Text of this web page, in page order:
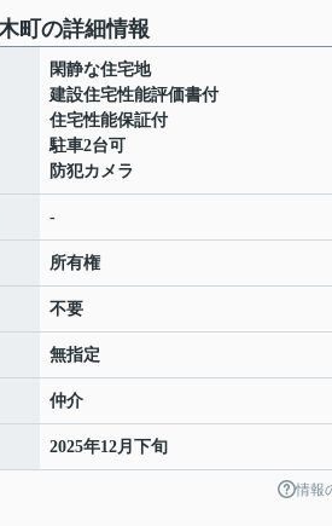
町の詳細情報
閑静な住宅地
建設住宅性能評価書付
住宅性能保証付
駐車2台可
防犯カメラ
-
所有権
不要
無指定
仲介
2025年12月下旬
情報